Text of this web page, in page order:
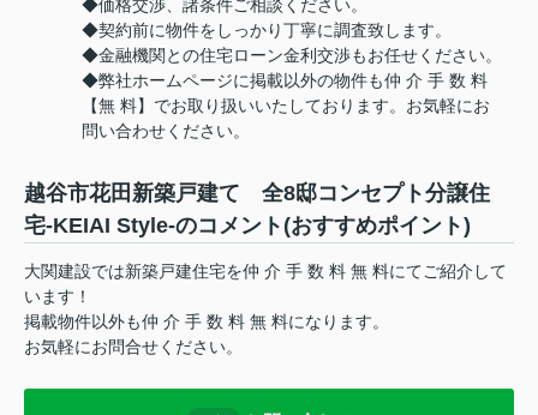
◆価格交渉、諸条件ご相談ください。
◆契約前に物件をしっかり丁寧に調査致します。
◆金融機関との住宅ローン金利交渉もお任せください。
◆弊社ホームページに掲載以外の物件も仲 介 手 数 料
【無 料】でお取り扱いいたしております。お気軽にお
問い合わせください。
越谷市花田新築戸建て 全8邸コンセプト分譲住
宅-KEIAI Style-のコメント(おすすめポイント)
大関建設では新築戸建住宅を仲 介 手 数 料 無 料にてご紹介して
います！
掲載物件以外も仲 介 手 数 料 無 料になります。
お気軽にお問合せください。